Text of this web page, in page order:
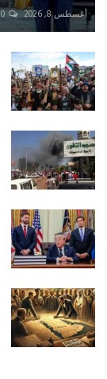
أغسطس 8, 2026 0